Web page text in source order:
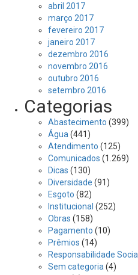
abril 2017
março 2017
fevereiro 2017
janeiro 2017
dezembro 2016
novembro 2016
outubro 2016
setembro 2016
Categorias
Abastecimento (399)
Água (441)
Atendimento (125)
Comunicados (1.269)
Dicas (130)
Diversidade (91)
Esgoto (82)
Institucional (252)
Obras (158)
Pagamento (10)
Prêmios (14)
Responsabilidade Social
Sem categoria (4)